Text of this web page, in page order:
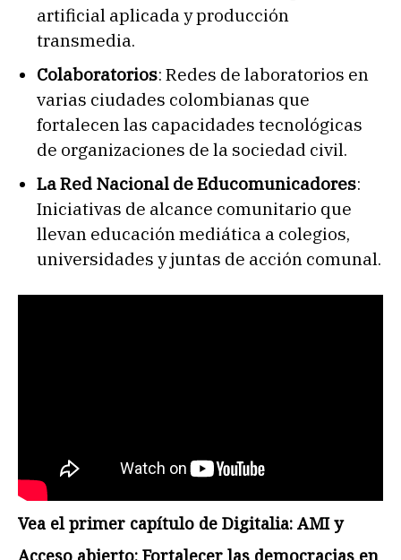
artificial aplicada y producción
transmedia.
Colaboratorios: Redes de laboratorios en
varias ciudades colombianas que
fortalecen las capacidades tecnológicas
de organizaciones de la sociedad civil.
La Red Nacional de Educomunicadores:
Iniciativas de alcance comunitario que
llevan educación mediática a colegios,
universidades y juntas de acción comunal.
Vea el primer capítulo de Digitalia: AMI y
Acceso abierto: Fortalecer las democracias en